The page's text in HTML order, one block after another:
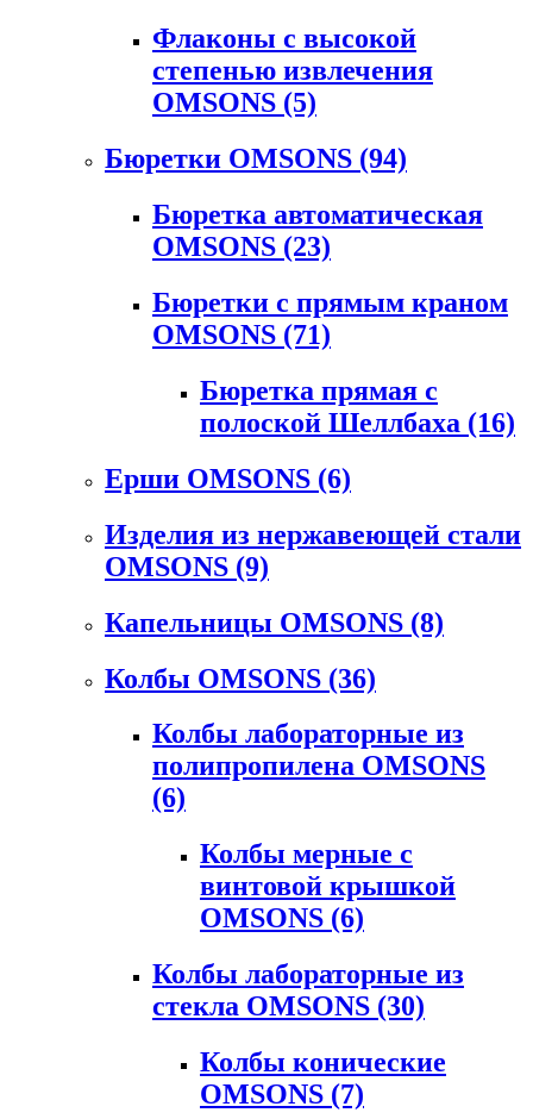
Флаконы с высокой
степенью извлечения
OMSONS (5)
Бюретки OMSONS (94)
Бюретка автоматическая
OMSONS (23)
Бюретки с прямым краном
OMSONS (71)
Бюретка прямая с
полоской Шеллбаха (16)
Ерши OMSONS (6)
Изделия из нержавеющей стали
OMSONS (9)
Капельницы OMSONS (8)
Колбы OMSONS (36)
Колбы лабораторные из
полипропилена OMSONS
(6)
Колбы мерные с
винтовой крышкой
OMSONS (6)
Колбы лабораторные из
стекла OMSONS (30)
Колбы конические
OMSONS (7)